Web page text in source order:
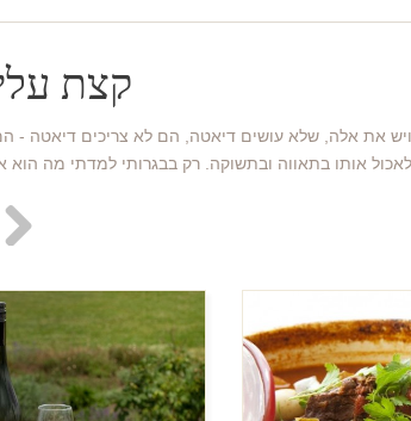
קצת
את אלה, שלא עושים דיאטה, הם לא צריכים דיאטה -
אותו בתאווה ובתשוקה. רק בבגרותי למדתי מה הוא אוכל טוב,